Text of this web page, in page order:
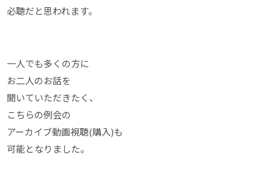
必聴だと思われます。
一人でも多くの方に
お二人のお話を
聞いていただきたく、
こちらの例会の
アーカイブ動画視聴(購入)も
可能となりました。